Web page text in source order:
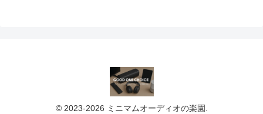
© 2023-2026 ミニマムオーディオの楽園.